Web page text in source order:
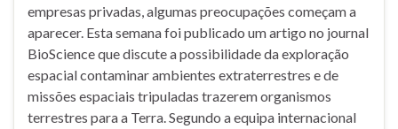
empresas privadas, algumas preocupações começam a
aparecer. Esta semana foi publicado um artigo no journal
BioScience que discute a possibilidade da exploração
espacial contaminar ambientes extraterrestres e de
missões espaciais tripuladas trazerem organismos
terrestres para a Terra. Segundo a equipa internacional